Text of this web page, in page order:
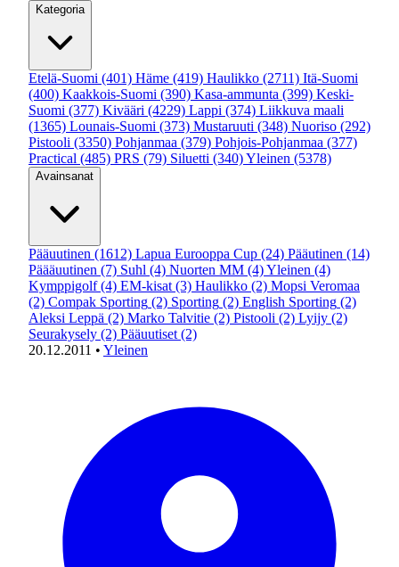
Kategoria
Etelä-Suomi (401) Häme (419) Haulikko (2711) Itä-Suomi
(400) Kaakkois-Suomi (390) Kasa-ammunta (399) Keski-
Suomi (377) Kivääri (4229) Lappi (374) Liikkuva maali
(1365) Lounais-Suomi (373) Mustaruuti (348) Nuoriso (292)
Pistooli (3350) Pohjanmaa (379) Pohjois-Pohjanmaa (377)
Practical (485) PRS (79) Siluetti (340)Yleinen (5378)
Avainsanat
Pääuutinen (1612) Lapua Eurooppa Cup (24) Pääutinen (14)
Päääuutinen (7) Suhl (4) Nuorten MM (4)Yleinen (4)
Kymppigolf (4) EM-kisat (3) Haulikko (2) Mopsi Veromaa
(2) Compak Sporting (2) Sporting (2) English Sporting (2)
Aleksi Leppä (2) Marko Talvitie (2) Pistooli (2) Lyijy (2)
Seurakysely (2) Pääuutiset (2)
20.12.2011 • Yleinen